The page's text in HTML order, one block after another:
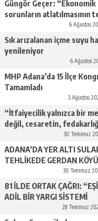
Güngör Geçer: “Ekonomik
sorunların atlatılmasının
yolu üretimi artırmaktan
geçiyor.”
6 Ağustos
Sık arızalanan içme suyu
yenileniyor
6 Ağustos
MHP Adana’da 15 İlçe
Tamamladı
3 Ağustos
“İtfaiyecilik yalnızca bir
değil, cesaretin,
insan sevgisinin en güçlü
temsilidir.”
30 Temmuz
ADANA’DA YER ALTI
TEHLİKEDE GERDAN KÖYÜ
SANAYİ SUYU
30 Temmuz
81 İLDE ORTAK ÇAĞRI:
ADİL BİR YARGI SİSTEMİ
28 Temmuz